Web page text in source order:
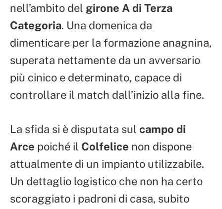
nell’ambito del girone A di Terza
Categoria. Una domenica da
dimenticare per la formazione anagnina,
superata nettamente da un avversario
più cinico e determinato, capace di
controllare il match dall’inizio alla fine.
La sfida si è disputata sul campo di
Arce poiché il Colfelice non dispone
attualmente di un impianto utilizzabile.
Un dettaglio logistico che non ha certo
scoraggiato i padroni di casa, subito